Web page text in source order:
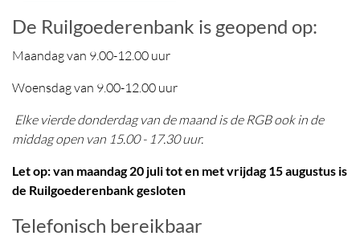
De Ruilgoederenbank is geopend op:
Maandag van 9.00-12.00 uur
Woensdag van 9.00-12.00 uur
Elke vierde donderdag van de maand is de RGB ook in de
middag open van 15.00 - 17.30 uur.
Let op: van maandag 20 juli tot en met vrijdag 15 augustus is
de Ruilgoederenbank gesloten
Telefonisch bereikbaar